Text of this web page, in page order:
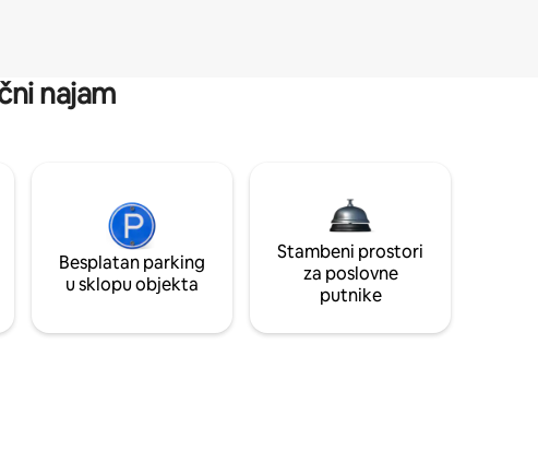
najam
Besplatan parking
u sklopu objekta
Stambeni prostori
za poslovne
putnike